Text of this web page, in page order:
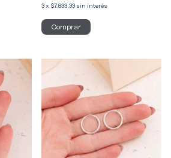
3x $7.833,33 sin interés